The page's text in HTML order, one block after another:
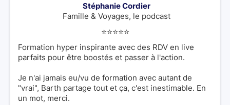
Stéphanie Cordier
Famille & Voyages, le podcast
⭐️⭐️⭐️⭐️⭐️
Formation hyper inspirante avec des RDV en live
parfaits pour être boostés et passer à l'action.
Je n'ai jamais eu/vu de formation avec autant de
"vrai", Barth partage tout et ça, c'est inestimable. En
un mot, merci.